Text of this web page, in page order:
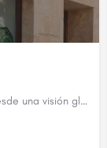
Tratamientos individualizados de fisioterapia desde una visión global